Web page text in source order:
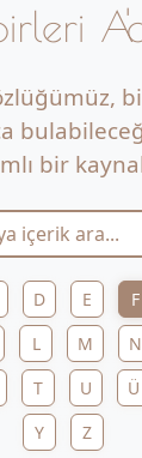
bir
D E F
L M N
T U Ü
Y
Z